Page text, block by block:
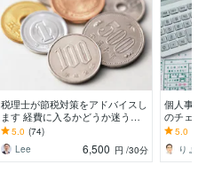
税理士が節税対策をアドバイスし
ます 経費に入るかどうか迷うの
で、範囲を教えて欲しい
5.0 (74)
Lee
6,500 円 /30分
個人事
のチェ
記帳、
ある方へ
5.0
りょ